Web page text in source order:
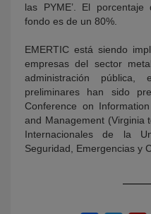
las PYME’. El
fondo es de un 80%.
EMERTIC está siendo
empresas del sector
administración
preliminares han sido
Conference on
and Management (Virginia
Internacionales de la
Seguridad, Emergencias y